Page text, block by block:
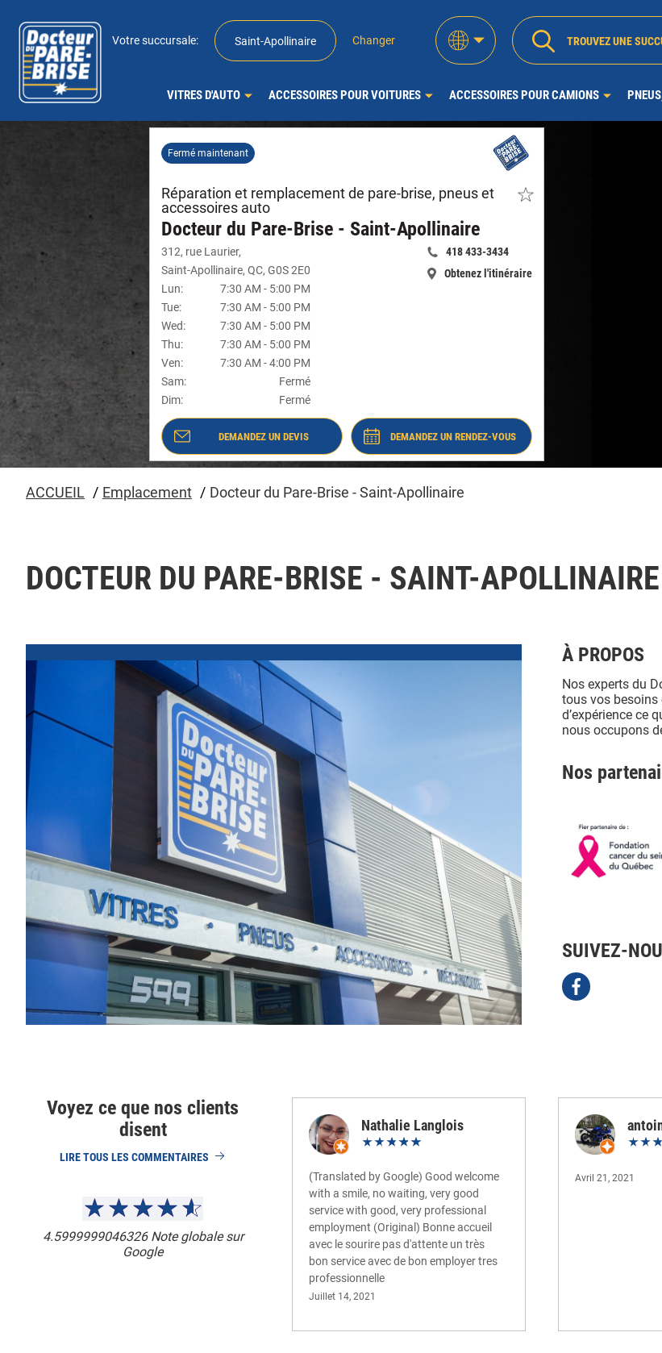
Votre succursale: Saint-Apollinaire Changer TROUVEZ UNE
VITRES D'AUTO ACCESSOIRES POUR VOITURES ACCESSOIRES POUR CAMIONS
Fermé maintenant
Réparation et remplacement de pare-brise, pneus et
accessoires auto
Docteur du Pare-Brise - Saint-Apollinaire
Faites
favori
312, rue Laurier,
Saint-Apollinaire, QC, G0S 2E0
Lun: 7:30 AM - 5:00 PM
Tue: 7:30 AM - 5:00 PM
Wed: 7:30 AM - 5:00 PM
Thu: 7:30 AM - 5:00 PM
Ven: 7:30 AM -4:00 PM
Sam:
Fermé
Dim: Fermé
Appelle
maintenant:
418 433-3434
Obtenez l'itinéraire
DEMANDEZ UN DEVIS
- DOCTEUR DU PARE-BRISE - SAINT-
APOLLINAIRE #8243
DEMANDEZ UN RENDEZ-VOUS
- DOCTEUR DU PARE-BRISE - SAINT-
APOLLINAIRE #8243
ACCUEIL Emplacement Docteur du Pare-Brise - Saint-Apollinaire
DOCTEUR DU PARE-BRISE - SAINT-APOLLINAIRE
À PROPOS
Nos experts du
tous vos besoins
d’expérience ce
nous occupons
Nos
SUIVEZ-
Voyez ce que nos clients
disent
LIRE TOUS LES COMMENTAIRES
4.5999999046326 Note globale sur
Google
Nathalie Langlois
(Translated by Google) Good welcome
with a smile, no waiting, very good
service with good, very professional
employment (Original) Bonne accueil
avec le sourire pas d'attente un très
bon service avec de bon employer tres
professionnelle
Juillet 14, 2021
Avril 21, 2021